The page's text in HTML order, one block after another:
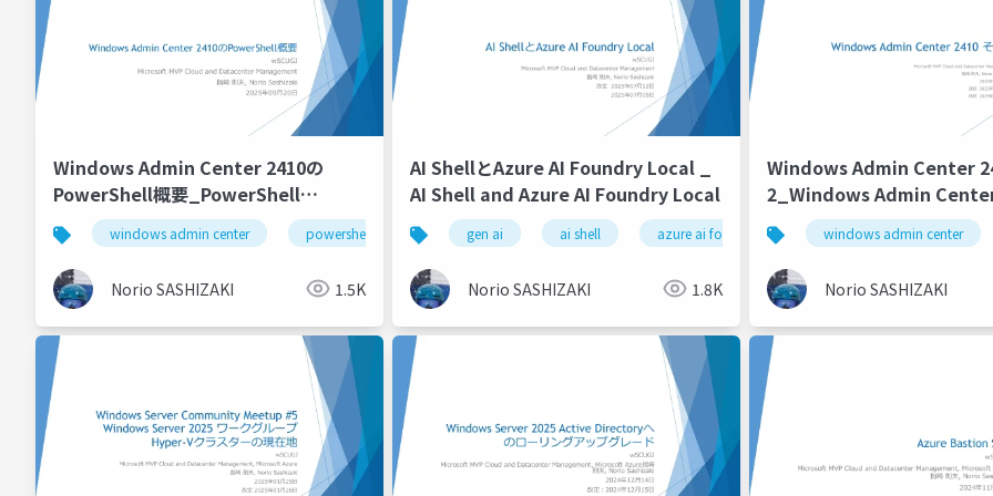
Windows Admin Center 2410の
PowerShell概要_PowerShell
Overview for Windows Admin
Center 2410
windows admin center powershell
Norio SASHIZAKI 1.5K
AI ShellとAzure AI Foundry Local _
AI Shell and Azure AI Foundry Local
gen ai ai shell azure ai foundry local
Norio SASHIZAKI 1.8K
Windows Admin Center
2_Windows Admin
Part 2 windows admin center
Norio SASHIZAKI